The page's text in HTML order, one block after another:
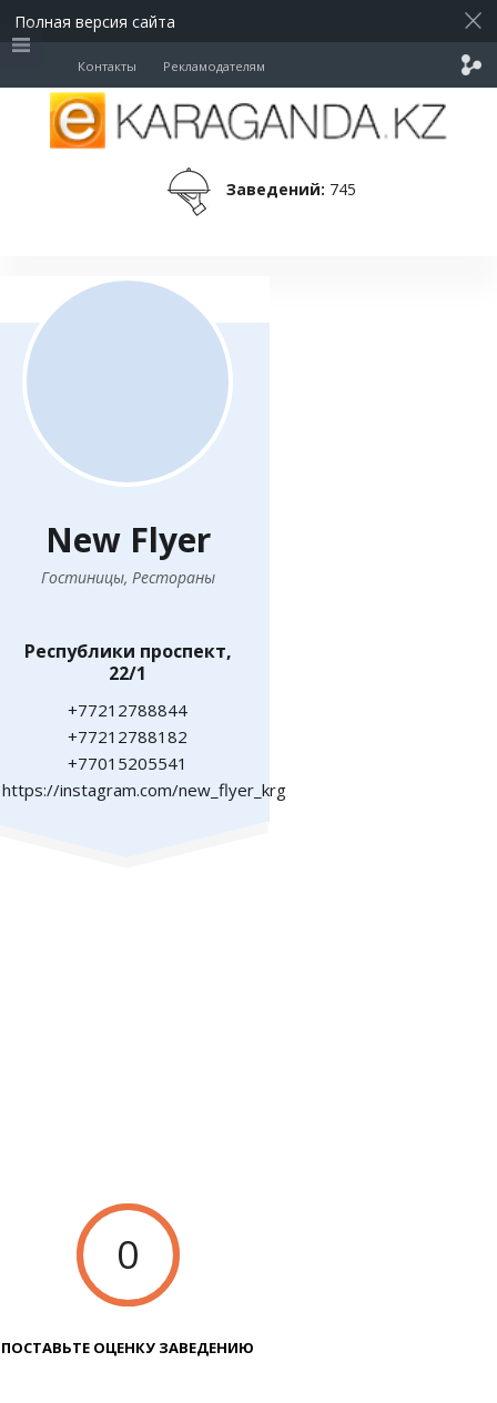
Полная версия сайта
Контакты Рекламодателям
Заведений: 745
New Flyer
Гостиницы, Рестораны
Республики проспект,
22/1
+77212788844
+77212788182
+77015205541
https://instagram.com/new_flyer_krg
0
ПОСТАВЬТЕ ОЦЕНКУ ЗАВЕДЕНИЮ